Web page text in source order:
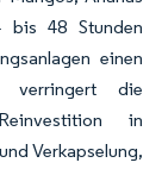
bis 48 Stunden
einen
verringert die
in
Verkapselung,